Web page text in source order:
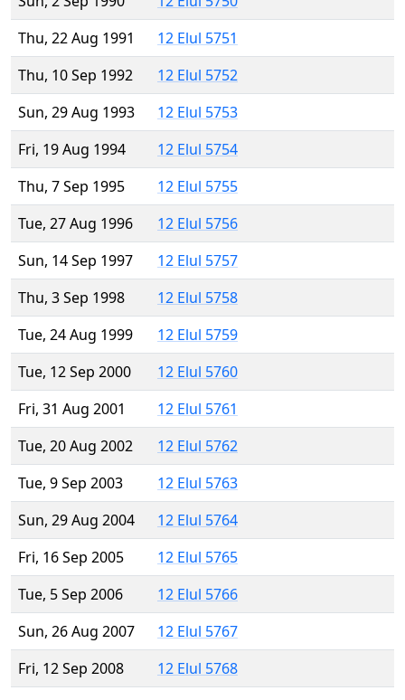
Thu, 22 Aug 1991
12 Elul 5751
Thu, 10 Sep 1992
12 Elul 5752
Sun, 29 Aug 1993
12 Elul 5753
Fri, 19 Aug 1994
12 Elul 5754
Thu, 7 Sep 1995
12 Elul 5755
Tue, 27 Aug 1996
12 Elul 5756
Sun, 14 Sep 1997
12 Elul 5757
Thu, 3 Sep 1998
12 Elul 5758
Tue, 24 Aug 1999
12 Elul 5759
Tue, 12 Sep 2000
12 Elul 5760
Fri, 31 Aug 2001
12 Elul 5761
Tue, 20 Aug 2002
12 Elul 5762
Tue, 9 Sep 2003
12 Elul 5763
Sun, 29 Aug 2004
12 Elul 5764
Fri, 16 Sep 2005
12 Elul 5765
Tue, 5 Sep 2006
12 Elul 5766
Sun, 26 Aug 2007
12 Elul 5767
Fri, 12 Sep 2008
12 Elul 5768